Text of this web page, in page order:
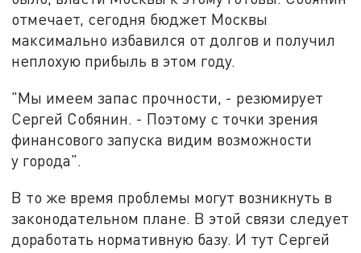
отмечает, сегодня бюджет Москвы
максимально избавился от долгов и получил
неплохую прибыль в этом году.
"Мы имеем запас прочности, - резюмирует
Сергей Собянин. - Поэтому с точки зрения
финансового запуска видим возможности
у города".
В то же время проблемы могут возникнуть в
законодательном плане. В этой связи следует
доработать нормативную базу. И тут Сергей